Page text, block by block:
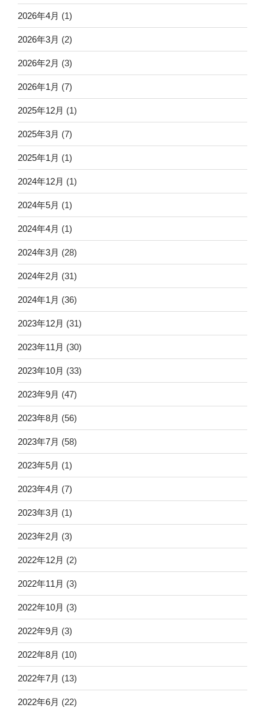
2026年4月 (1)
2026年3月 (2)
2026年2月 (3)
2026年1月 (7)
2025年12月 (1)
2025年3月 (7)
2025年1月 (1)
2024年12月 (1)
2024年5月 (1)
2024年4月 (1)
2024年3月 (28)
2024年2月 (31)
2024年1月 (36)
2023年12月 (31)
2023年11月 (30)
2023年10月 (33)
2023年9月 (47)
2023年8月 (56)
2023年7月 (58)
2023年5月 (1)
2023年4月 (7)
2023年3月 (1)
2023年2月 (3)
2022年12月 (2)
2022年11月 (3)
2022年10月 (3)
2022年9月 (3)
2022年8月 (10)
2022年7月 (13)
2022年6月 (22)